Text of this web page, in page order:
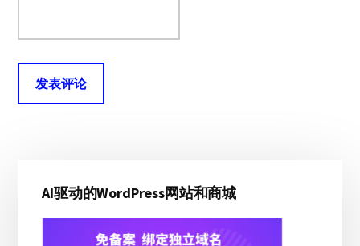
侧
边
AI驱动的WordPress网站和商城